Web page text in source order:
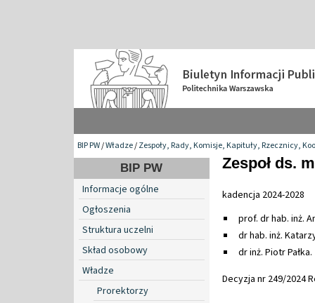
BIP PW/Władze/Zespoły, Rady, Komisje, Kapituły, Rzecznicy,
BIP PW
Informacje ogólne
Ogłoszenia
Struktura uczelni
Skład osobowy
Władze
Prorektorzy
Zespoł ds.
kadencja 2024-2028
prof. dr hab. inż.
dr hab. inż.
dr inż. Piotr Pałka.
Decyzja nr 249/2024